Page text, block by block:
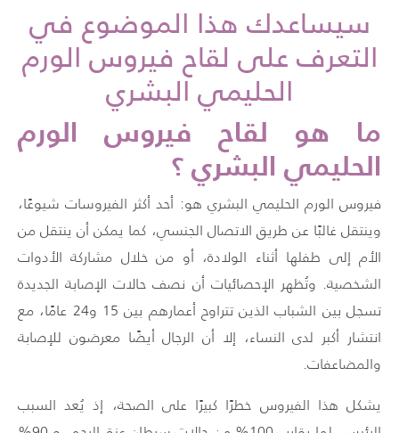
سيساعدك هذا الموضوع في
التعرف على لقاح فيروس الورم
الحليمي البشري
ما هو لقاح فيروس الورم
الحليمي البشري ؟
فيروس الورم الحليمي البشري هو: أحد أكثر الفيروسات شيوعًا،
وينتقل غالبًا عن طريق الاتصال الجنسي، كما يمكن أن ينتقل من
الأم إلى طفلها أثناء الولادة، أو من خلال مشاركة الأدوات
الشخصية. وتُظهر الإحصائيات أن نصف حالات الإصابة الجديدة
تسجل بين الشباب الذين تتراوح أعمارهم بين 15 و24 عامًا، مع
انتشار أكبر لدى النساء، إلا أن الرجال أيضًا معرضون للإصابة
والمضاعفات.
يشكل هذا الفيروس خطرًا كبيرًا على الصحة، إذ يُعد السبب